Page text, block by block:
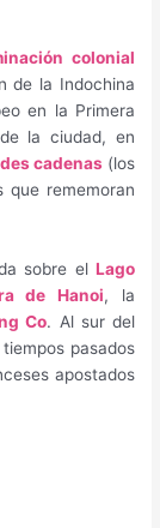
colonial
de la Indochina
en la Primera
la ciudad, en
cadenas(los
que rememoran
sobre el Lago
de Hanoi, la
Co. Al sur del
pasados
apostados